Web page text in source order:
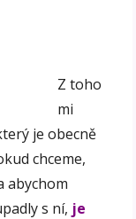
Z toho
mi
je obecně
chceme,
abychom
s ní, je